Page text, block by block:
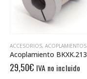
ACCESORIOS, ACOPLAMIENTOS
29,50€ IVA no incluido